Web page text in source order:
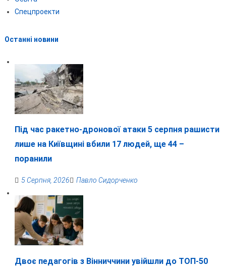
Спецпроекти
Останні новини
Під час ракетно-дронової атаки 5 серпня рашисти
лише на Київщині вбили 17 людей, ще 44 –
поранили
5 Серпня, 2026 Павло Сидорченко
Двоє педагогів з Вінниччини увійшли до ТОП-50